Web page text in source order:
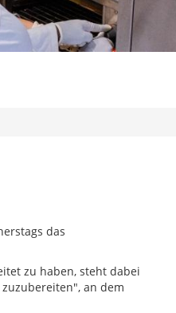
das
zu haben, steht dabei
an dem